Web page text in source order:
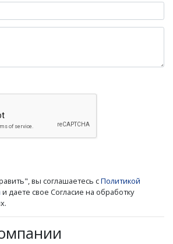
вы соглашаетесь сПолитикой
и даете свое Согласие на обработку